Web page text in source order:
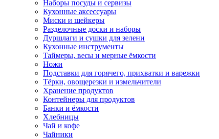
Наборы посуды и сервизы
Кухонные аксессуары
Миски и шейкеры
Разделочные доски и наборы
Дуршлаги и сушки для зелени
Кухонные инструменты
Таймеры, весы и мерные ёмкости
Ножи
Подставки для горячего, прихватки и варежки
Тёрки, овощерезки и измельчители
Хранение продуктов
Контейнеры для продуктов
Банки и ёмкости
Хлебницы
Чай и кофе
Чайники